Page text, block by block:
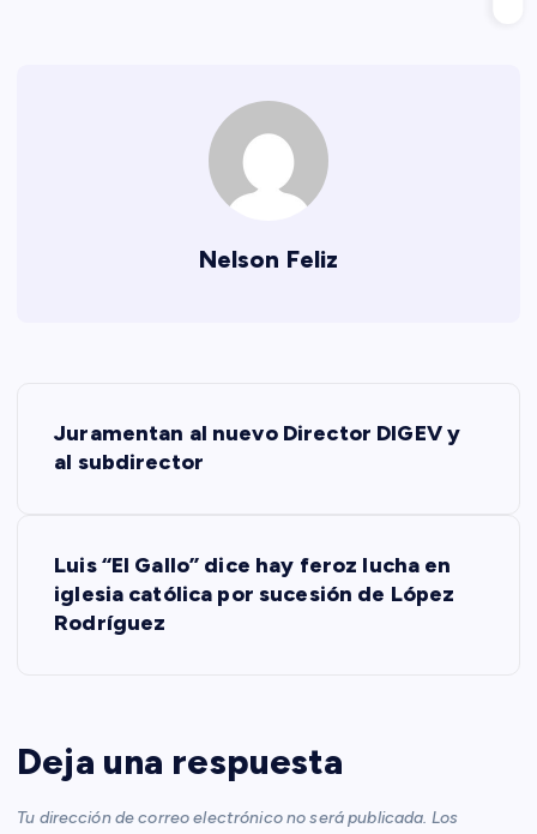
Nelson Feliz
c
i
Juramentan al nuevo Director DIGEV y
al subdirector
Luis “El Gallo” dice hay feroz lucha en
iglesia católica por sucesión de López
Rodríguez
Deja una respuesta
Tu dirección de correo electrónico no será publicada. Los